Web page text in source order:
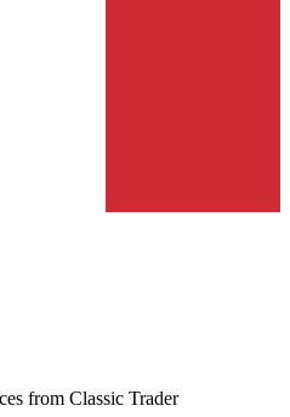
from Classic Trader